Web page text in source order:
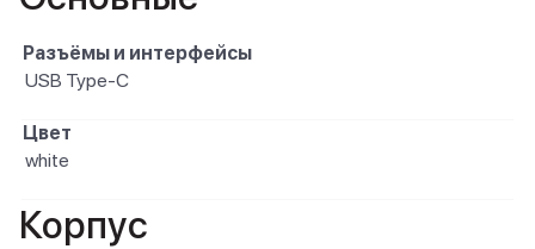
Разъёмы и интерфейсы
USB Type-C
Цвет
white
Корпус